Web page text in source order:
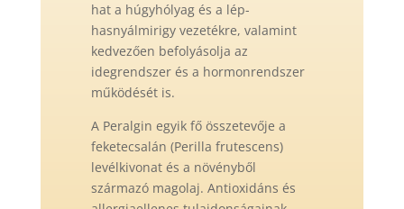
hat a húgyhólyag és a lép-
hasnyálmirigy vezetékre, valamint
kedvezően befolyásolja az
idegrendszer és a hormonrendszer
működését is.
A Peralgin egyik fő összetevője a
feketecsalán (Perilla frutescens)
levélkivonat és a növényből
származó magolaj. Antioxidáns és